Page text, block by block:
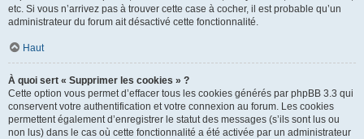
etc. Si vous n’arrivez pas à trouver cette case à cocher, il est probable qu’un
administrateur du forum ait désactivé cette fonctionnalité.
Haut
À quoi sert « Supprimer les cookies » ?
Cette option vous permet d’effacer tous les cookies générés par phpBB 3.3 qui
conservent votre authentification et votre connexion au forum. Les cookies
permettent également d’enregistrer le statut des messages (s’ils sont lus ou
non lus) dans le cas où cette fonctionnalité a été activée par un administrateur